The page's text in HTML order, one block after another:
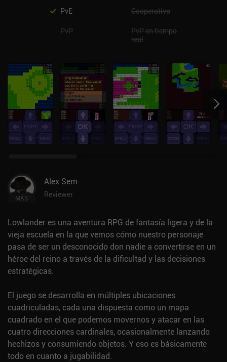
PvE Cooperativo
PvP
PvP en tiempo
real
MÁS
Alex Sem
Reviewer
Lowlander es una aventura RPG de fantasía ligera y de la
vieja escuela en la que vemos cómo nuestro personaje
pasa de ser un desconocido don nadie a convertirse en un
héroe del reino a través de la dificultad y las decisiones
estratégicas.
El juego se desarrolla en múltiples ubicaciones
cuadriculadas, cada una dispuesta como un mapa
cuadrado en el que podemos movernos y atacar en las
cuatro direcciones cardinales, ocasionalmente lanzando
hechizos y consumiendo objetos. Y eso es básicamente
todo en cuanto a jugabilidad.